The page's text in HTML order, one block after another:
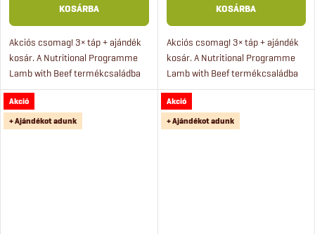
KOSÁRBA
Akciós csomag! 3× táp + ajándék
kosár. A Nutritional Programme
Lamb with Beef termékcsaládba
tartozó Medium Maxi Puppy egy
szuperprémium teljes értékű
eledel, amely nagy...
KOSÁRBA
Akciós csomag! 3× táp + ajándék
kosár. A Nutritional Programme
Lamb with Beef termékcsaládba
tartozó Medium Maxi Maintenance
egy szuperprémium teljes értékű
eledel, amely nagy...
Akció
+ Ajándékot adunk
Akció
+ Ajándékot adunk